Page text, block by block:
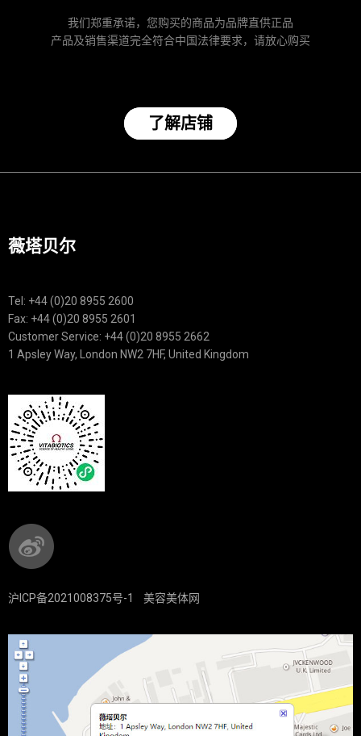
我们郑重承诺，您购买的商品为品牌直供正品
产品及销售渠道完全符合中国法律要求，请放心购买
了解店铺
薇塔贝尔
Tel: +44 (0)20 8955 2600
Fax: +44 (0)20 8955 2601
Customer Service: +44 (0)20 8955 2662
1 Apsley Way, London NW2 7HF, United Kingdom
沪ICP备2021008375号-1 美容美体网